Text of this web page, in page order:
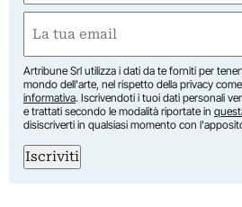
First
(Required)
Artribune Srl utilizza i dati da te forniti per
mondo dell'arte, nel rispetto della privacy
informativa. Iscrivendoti i tuoi dati personali
e trattati secondo le modalità riportate in
disiscriverti in qualsiasi momento con
Iscriviti